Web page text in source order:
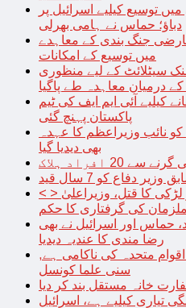
توسیع کیلیے اسرائیل پر
دباؤ؛ حماس نے ہامی بھرلی
جنگ بندی کے معاہدے
میں توسیع کے امکانات
سیٹلائٹ کے لیے منظوری
درمیان معاہدہ طے پاگیا
کیلیے آئی ایم ایف کی ٹیم
پاکستان پہنچ گئی
نائب وزیراعظم کا عہدہ
بھی دیدیا گیا
سے 20 افراد ہلاک
وزیر دفاع کو 7 سال قید
< > کوہستان میں جرگے کے حکم پر لڑکی کا قتل، وزیراعلیٰ
کی گرفتاری کا حکم
حماس اور اسرائیل نے بھی
رضا مندی کا عندیہ دیدیا
متحدہ کی ناکامی ہے,
سنی علما کونسل
خانہ مستقل بند کر دیا
تیاری کیلیے ہے، اسرائیل